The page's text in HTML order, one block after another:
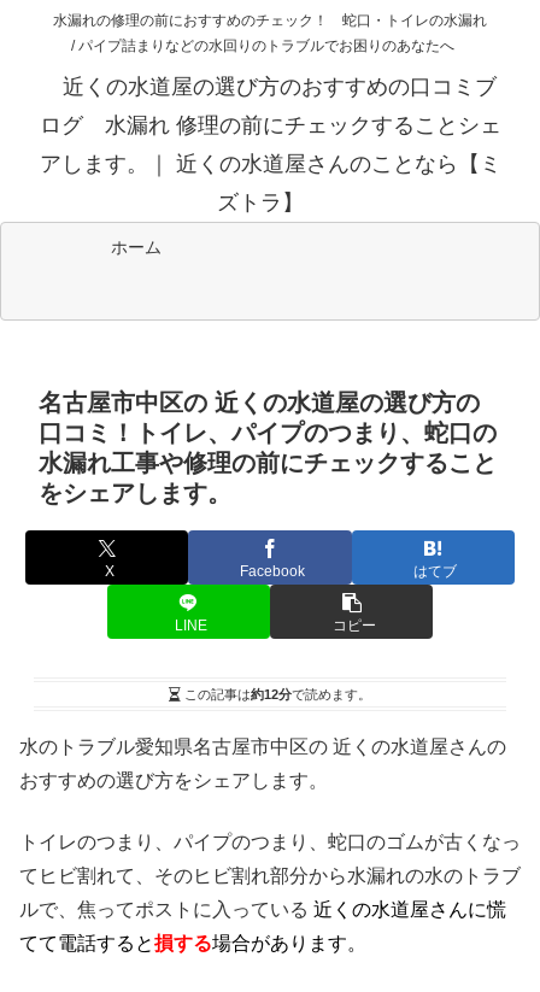
水漏れの修理の前におすすめのチェック！ 蛇口・トイレの水漏れ
/ パイプ詰まりなどの水回りのトラブルでお困りのあなたへ
近くの水道屋の選び方のおすすめの口コミブ
ログ 水漏れ 修理の前にチェックすることシェ
アします。｜ 近くの水道屋さんのことなら【ミ
ズトラ】
ホーム
名古屋市中区の 近くの水道屋の選び方の
口コミ！トイレ、パイプのつまり、蛇口の
水漏れ工事や修理の前にチェックすること
をシェアします。
X Facebook はてブ
LINE コピー
この記事は約12分で読めます。
水のトラブル愛知県名古屋市中区の 近くの水道屋さんの
おすすめの選び方をシェアします。
トイレのつまり、パイプのつまり、蛇口のゴムが古くなっ
てヒビ割れて、そのヒビ割れ部分から水漏れの水のトラブ
ルで、焦ってポストに入っている 近くの水道屋さんに慌
てて電話すると損する場合があります。